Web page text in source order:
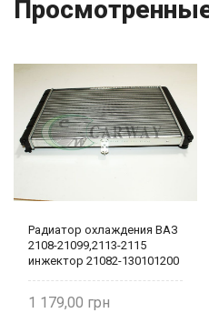
Радиатор охлаждения ВАЗ
2108-21099,2113-2115
инжектор 21082-130101200
1 179,00